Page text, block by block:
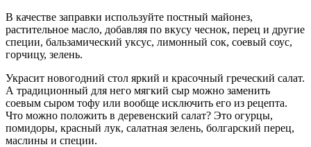
В качестве заправки используйте постный майонез,
растительное масло, добавляя по вкусу чеснок, перец и другие
специи, бальзамический уксус, лимонный сок, соевый соус,
горчицу, зелень.
Украсит новогодний стол яркий и красочный греческий салат.
А традиционный для него мягкий сыр можно заменить
соевым сыром тофу или вообще исключить его из рецепта.
Что можно положить в деревенский салат? Это огурцы,
помидоры, красный лук, салатная зелень, болгарский перец,
маслины и специи.